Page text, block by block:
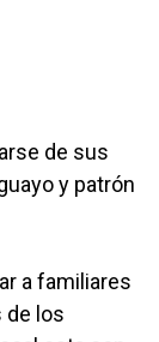
de sus
y patrón
a familiares
de los